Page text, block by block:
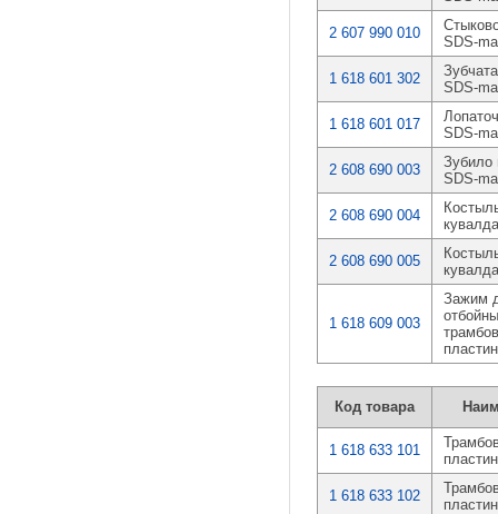
2 607 990 010
SDS-
1 618 601 302
SDS-
1 618 601 017
SDS-
2 608 690 003
Зубило
SDS-
2 608 690 004
2 608 690 005
1 618 609 003
Зажим
пластин
Код товара
1 618 633 101
1 618 633 102